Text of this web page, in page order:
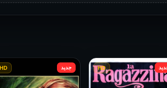
HD جديد HD